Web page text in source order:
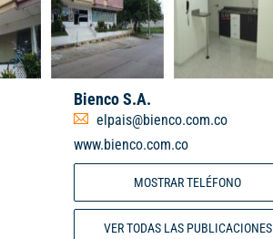
Bienco S.A.
elpais@bienco.com.co
www.bienco.com.co
MOSTRAR TELÉFONO
VER TODAS LAS PUBLICACIONES